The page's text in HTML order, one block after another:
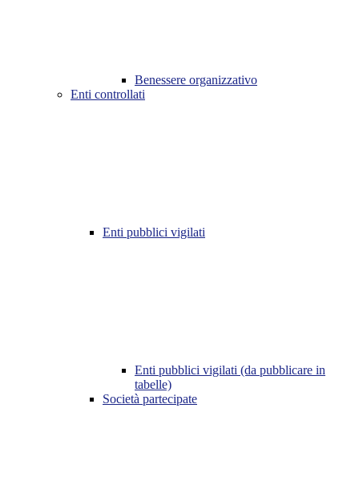
Benessere organizzativo
Enti controllati
Enti pubblici vigilati
Enti pubblici vigilati (da pubblicare in
tabelle)
Società partecipate